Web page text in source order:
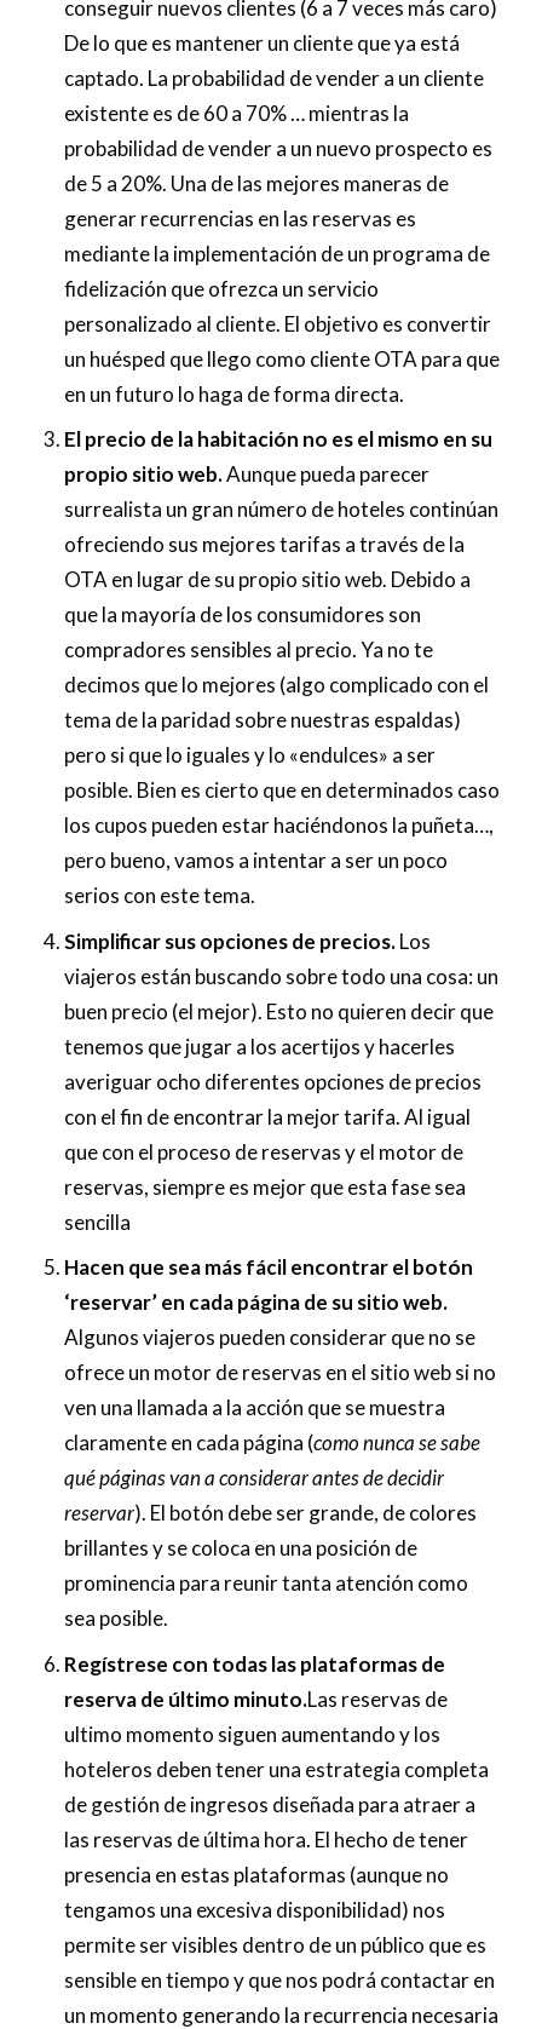
conseguir nuevos clientes (6 a 7 veces más caro)
De lo que es mantener un cliente que ya está
captado. La probabilidad de vender a un cliente
existente es de 60 a 70% … mientras la
probabilidad de vender a un nuevo prospecto es
de 5 a 20%. Una de las mejores maneras de
generar recurrencias en las reservas es
mediante la implementación de un programa de
fidelización que ofrezca un servicio
personalizado al cliente. El objetivo es convertir
un huésped que llego como cliente OTA para que
en un futuro lo haga de forma directa.
El precio de la habitación no es el mismo en su
propio sitio web.Aunque pueda parecer
surrealista un gran número de hoteles continúan
ofreciendo sus mejores tarifas a través de la
OTA en lugar de su propio sitio web. Debido a
que la mayoría de los consumidores son
compradores sensibles al precio. Ya no te
decimos que lo mejores (algo complicado con el
tema de la paridad sobre nuestras espaldas)
pero si que lo iguales y lo «endulces» a ser
posible. Bien es cierto que en determinados caso
los cupos pueden estar haciéndonos la puñeta…,
pero bueno, vamos a intentar a ser un poco
serios con este tema.
Simplificar sus opciones de precios.Los
viajeros están buscando sobre todo una cosa: un
buen precio (el mejor). Esto no quieren decir que
tenemos que jugar a los acertijos y hacerles
averiguar ocho diferentes opciones de precios
con el fin de encontrar la mejor tarifa. Al igual
que con el proceso de reservas y el motor de
reservas, siempre es mejor que esta fase sea
sencilla
Hacen que sea más fácil encontrar el botón
‘reservar’ en cada página de su sitio web.
Algunos viajeros pueden considerar que no se
ofrece un motor de reservas en el sitio web si no
ven una llamada a la acción que se muestra
claramente en cada página (como nunca se sabe
qué páginas van a considerar antes de decidir
reservar). El botón debe ser grande, de colores
brillantes y se coloca en una posición de
prominencia para reunir tanta atención como
sea posible.
Regístrese con todas las plataformas de
reserva de último minuto.Las reservas de
ultimo momento siguen aumentando y los
hoteleros deben tener una estrategia completa
de gestión de ingresos diseñada para atraer a
las reservas de última hora. El hecho de tener
presencia en estas plataformas (aunque no
tengamos una excesiva disponibilidad) nos
permite ser visibles dentro de un público que es
sensible en tiempo y que nos podrá contactar en
un momento generando la recurrencia necesaria